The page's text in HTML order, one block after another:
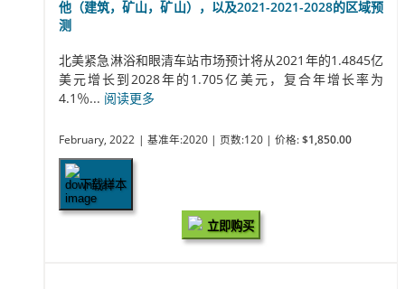
他（建筑，矿山，矿山），以及2021-2021-2028的区域预
测
北美紧急淋浴和眼清车站市场预计将从2021年的1.4845亿
美元增长到2028年的1.705亿美元，复合年增长率为
4.1％... 阅读更多
February, 2022 | 基准年:2020 | 页数:120 | 价格: $1,850.00
下载样本
立即购买